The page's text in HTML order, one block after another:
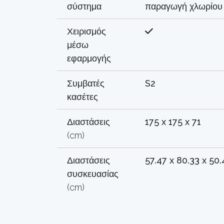
σύστημα παραγωγή χλωρίου
Χειρισμός
μέσω
εφαρμογής
Συμβατές
κασέτες
S2
Διαστάσεις
(cm)
175 x 175 x 71
Διαστάσεις
συσκευασίας
(cm)
57.47 x 80.33 x